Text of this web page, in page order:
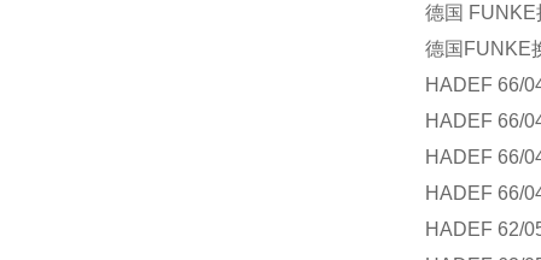
德国 FUNKE
德国 FUNKE
HADEF 66/
HADEF 66/
HADEF 66/
HADEF 66/
HADEF 62/